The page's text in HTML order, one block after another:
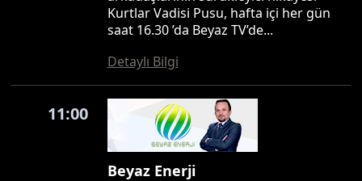
Kurtlar Vadisi Pusu, hafta içi her gün
saat 16.30 ’da Beyaz TV’de...
Detaylı Bilgi
11:00
Beyaz Enerji